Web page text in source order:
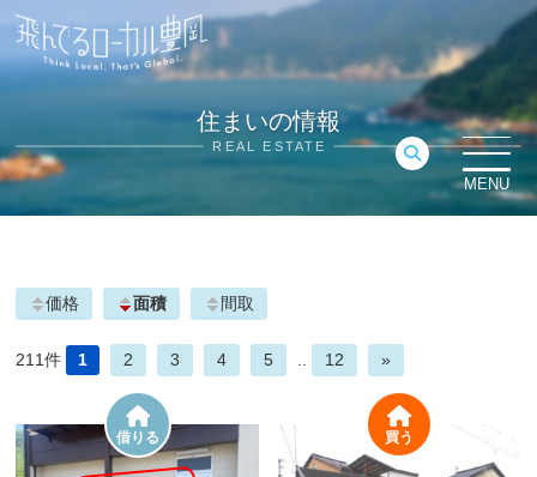
住まいの情報
REAL ESTATE
MENU
価格 面積 間取
211件 1 2 3 4 5 12 »
借りる 買う